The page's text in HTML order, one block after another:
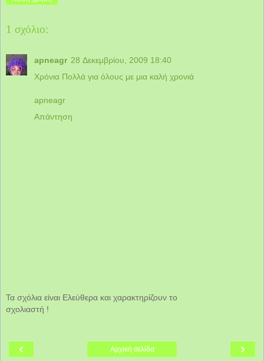
1 σχόλιο:
apneagr 28 Δεκεμβρίου, 2009 18:40
Χρόνια Πολλά για όλους με μια καλή χρονιά
apneagr
Απάντηση
Τα σχόλια είναι Ελεύθερα και χαρακτηρίζουν το
σχολιαστή !
‹ ›
Αρχική σελίδα